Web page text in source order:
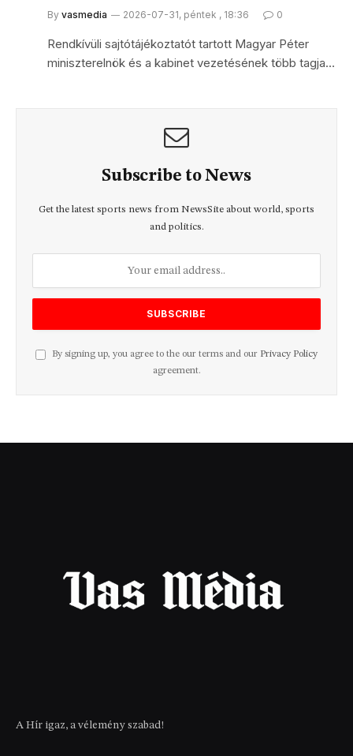
By vasmedia 2026-07-31, péntek , 18:36 0
Rendkívüli sajtótájékoztatót tartott Magyar Péter
miniszterelnök és a kabinet vezetésének több tagja…
Subscribe to News
Get the latest sports news from NewsSite about world, sports
and politics.
By signing up, you agree to the our terms and our Privacy Policy
agreement.
A Hír igaz, a vélemény szabad!